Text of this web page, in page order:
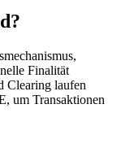
Finalität
Clearing laufen
um Transaktionen